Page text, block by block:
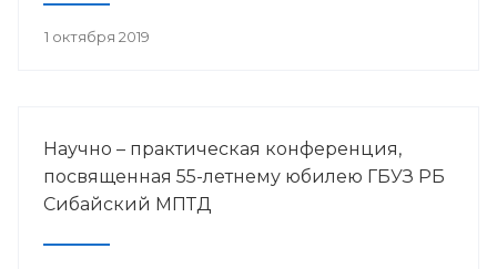
1 октября 2019
Научно – практическая конференция,
посвященная 55-летнему юбилею ГБУЗ РБ
Сибайский МПТД